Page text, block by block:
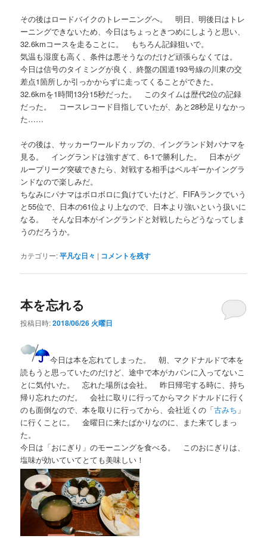
その後はロードバイクのトレーニングへ。 明日、明後日はトレ
ーニングできないため、今日はちょっときつめにしようと思い、
32.6kmコースを走ることに。 もちろん記録狙いで。
気温も湿度も高く、条件は悪そうなのだけど頑張らなくては。
今日は信号のタイミングが良く、終盤の国道193号線の川東の交
差点1箇所しか引っかからずに走ってくることができた。
32.6kmを1時間13分15秒だった。 このタイムは歴代2位の記録
だった。 コースレコード目指していたが、あと28秒足りなかっ
た……
その後は、サッカーワールドカップの、イングランド対パナマを
見る。 イングランドは強すぎて、6-1で勝利した。 日本がグ
ループリーグ突破できたら、対戦する相手はベルギーかイングラ
ンドなので楽しみだ。
ちなみにパナマはボロボロに負けていたけど、FIFAランクでいう
と55位で、日本の61位より上なので、日本より強いという扱いに
なる。 そんな日本がイングランドと対戦したらどうなってしま
うのだろうか。
カテゴリー:平凡な日々 | コメントを残す
本を忘れる
投稿日時:2018/06/26 火曜日
今日は本を忘れてしまった。 朝、マクドナルドで本を
読もうと思っていたのだけど、途中で本がカバンに入ってないこ
とに気付いた。 忘れた場所は会社。 昨日帰宅する時に、持ち
帰り忘れたのだ。 会社に取りに行ってからマクドナルドに行く
のも面倒なので、本を取りに行ってから、会社近くの「古みち 」
に行くことに。 金曜日に来たばかりなのに、また来てしまっ
た。
今日は「おにぎり」のモーニングを食べる。 このおにぎりは、
塩味が効いていてとても美味しい！